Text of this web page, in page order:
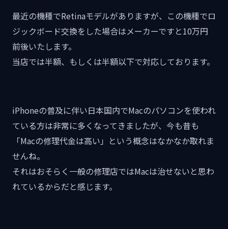
最近の機種でRetinaモデルがありますが、この機種でロ
ジックボード交換をした場合はメーカーですと10万円
前後いたします。
当店では半額、もしくは半額以下で対応しております。
iPhoneの普及に伴い日本国内でMacのパソコンを使われ
ている方は非常に多くなってきましたが、今も昔も
「Macの修理代金は高い」という概念はなかなか取れま
せんね。
それはおそらく一般の修理店ではMacは治せないと思わ
れているからだと感じます。